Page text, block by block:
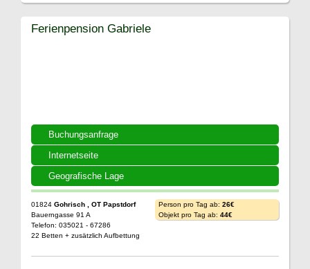
Buchungsanfrage
Internetseite
Geografische Lage
Ferienpension Gabriele
01824 Gohrisch , OT Papstdorf
Bauerngasse 91 A
Telefon: 035021 - 67286
22 Betten + zusätzlich Aufbettung
Person pro Tag ab: 26€
Objekt pro Tag ab: 44€